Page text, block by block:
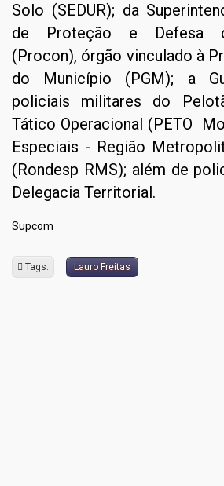
Solo (SEDUR); da
de Proteção e Defesa
(Procon), órgão vinculado à
do Município (PGM); a
policiais militares do
Tático Operacional (PETO
Especiais - Região
(Rondesp RMS); além de
Delegacia Territorial.
Supcom
Tags: Lauro Freitas